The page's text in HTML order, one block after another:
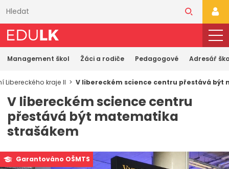
obsahu
Management škol Žáci a rodiče Pedagogové Adresář
kraje II V libereckém science centru přestává
V libereckém science centru
přestává být matematika
strašákem
Garantováno OŠMTS